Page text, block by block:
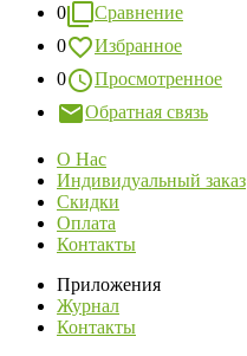
0
Сравнение
0
Избранное
0
Просмотренное
Обратная связь
О Нас
Индивидуальный заказ
Скидки
Оплата
Контакты
Приложения
Журнал
Контакты